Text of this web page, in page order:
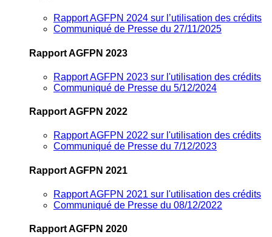
Rapport AGFPN 2024 sur l’utilisation des crédits
Communiqué de Presse du 27/11/2025
Rapport AGFPN 2023
Rapport AGFPN 2023 sur l'utilisation des crédits
Communiqué de Presse du 5/12/2024
Rapport AGFPN 2022
Rapport AGFPN 2022 sur l'utilisation des crédits
Communiqué de Presse du 7/12/2023
Rapport AGFPN 2021
Rapport AGFPN 2021 sur l'utilisation des crédits
Communiqué de Presse du 08/12/2022
Rapport AGFPN 2020